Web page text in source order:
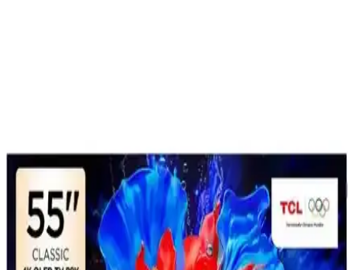
TV'lerin Detaylı Karşılaştırması
TCL 55P755 ve Vestel 50UA9740 modellerinin ekran, ses ve
kullanım özellikleri detaylı karşılaştırmasıyla hangi TV'nin sizin için
uygun olduğunu keşfedin.
Akıllı TV'lere Uygulama Yükleme Rehberi: Adımlar,
Sorunlar ve Güncel Teknolojiler